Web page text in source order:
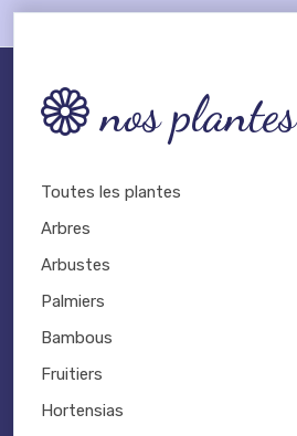
nos plantes
Toutes les plantes
Arbres
Arbustes
Palmiers
Bambous
Fruitiers
Hortensias